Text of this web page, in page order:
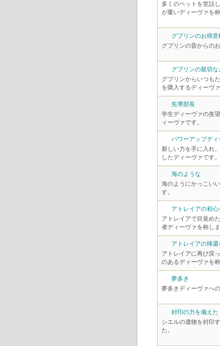
多くのペットを世話
が重いディーヴァを
グプリンのお得意
グプリンの昔からの
グプリンの親切
グプリンからいつも
を購入するディーヴ
先導部長
学生ディーヴァの羨
ィーヴァです。
パワーアップディ
新しい力を手に入れ
したディーヴァです。
海のような
海のようにかっこい
す。
アトレイアの初心
アトレイアで目覚め
者ディーヴァを称し
アトレイアの帰還
アトレイアに再び戻
のあるディーヴァを
夢多き
夢多きディーヴァへ
封印の力を備えた
シエルの遺物を封印
た。